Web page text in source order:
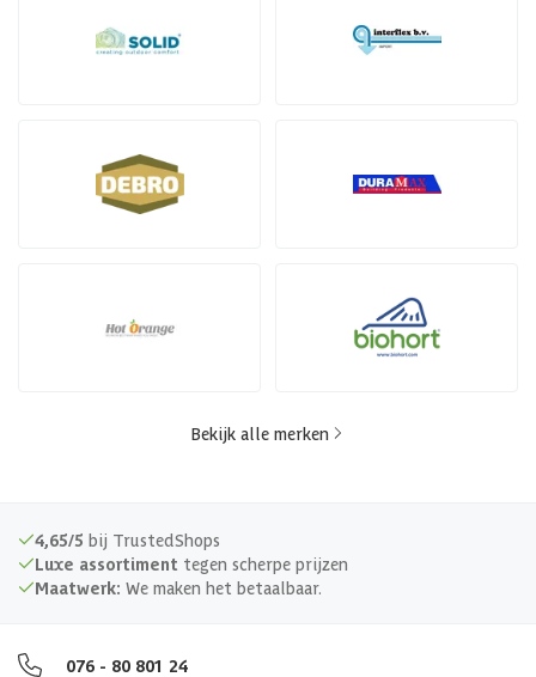
Bekijk alle merken
4,65/5 bij TrustedShops
Luxe assortiment tegen scherpe prijzen
Maatwerk: We maken het betaalbaar.
076 - 80 801 24